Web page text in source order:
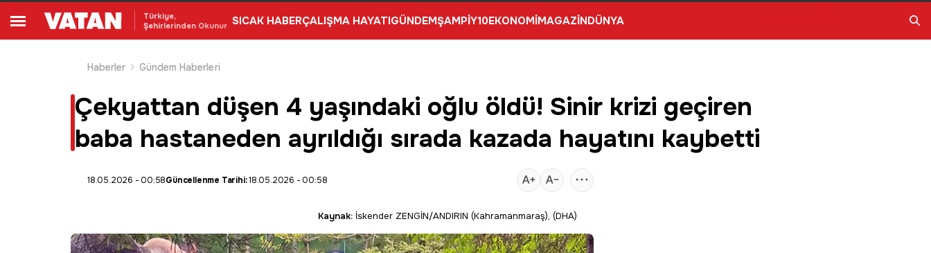
Türkiye,
Şehirlerinden Okunur SICAK HABERÇALIŞMA HAYATIGÜNDEMŞAMPİY10EKONOMİMAGAZİNDÜNYA
Haberler
Gündem Haberleri
Çekyattan düşen 4 yaşındaki oğlu öldü! Sinir krizi geçiren
baba hastaneden ayrıldığı sırada kazada hayatını kaybetti
18.05.2026 - 00:58Güncellenme Tarihi:18.05.2026 - 00:58
Kaynak: İskender ZENGİN/ANDIRIN (Kahramanmaraş), (DHA)